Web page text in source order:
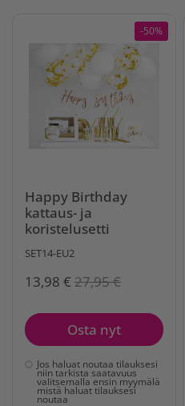
Happy Birthday
kattaus- ja
koristelusetti
SET14-EU2
13,98 € 27,95 €
Osta nyt
Jos haluat noutaa tilauksesi
niin tarkista saatavuus
valitsemalla ensin myymälä
mistä haluat tilauksesi
noutaa
-50%